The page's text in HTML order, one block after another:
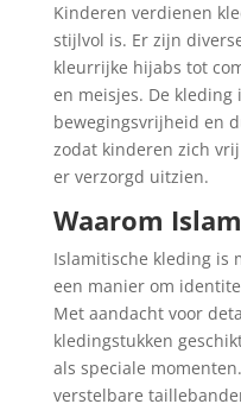
Kinderen verdienen
stijlvol is. Er zijn
kleurrijke hijabs tot
en meisjes. De
bewegingsvrijheid en
zodat kinderen zich
er verzorgd uitzien.
Waarom
Islamitische kleding is
een manier om
Met aandacht voor
kledingstukken
als speciale
verstelbare